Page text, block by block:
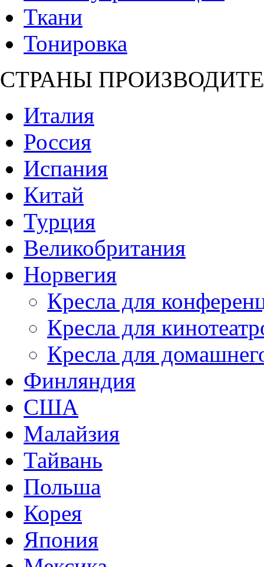
Ткани
Тонировка
СТРАНЫ
Италия
Россия
Испания
Китай
Турция
Великобритания
Норвегия
Кресла для
Кресла для
Кресла для
Финляндия
США
Малайзия
Тайвань
Польша
Корея
Япония